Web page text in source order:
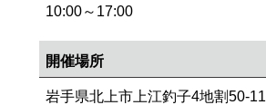
10:00～17:00
開催場所
岩手県北上市上江釣子4地割50-11